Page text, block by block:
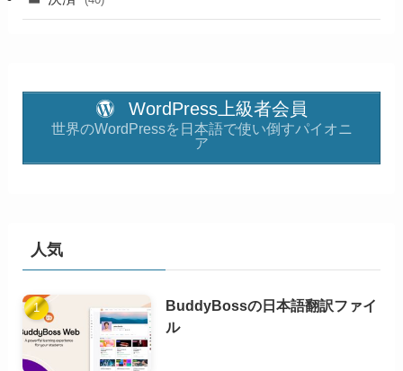
WordPress上級者会員
世界のWordPressを日本語で使い倒すパイオニ
ア
人気
BuddyBossの日本語翻訳ファイ
ル